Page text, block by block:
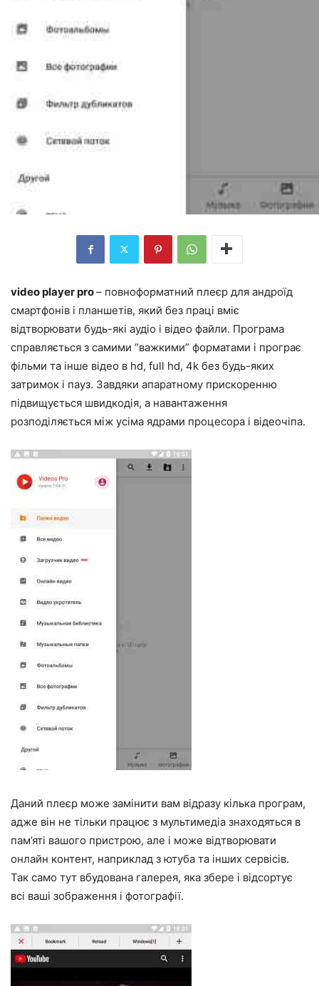
video player pro– повноформатний плеєр для андроїд
смартфонів і планшетів, який без праці вміє
відтворювати будь-які аудіо і відео файли. Програма
справляється з самими “важкими” форматами і програє
фільми та інше відео в hd, full hd, 4k без будь-яких
затримок і пауз. Завдяки апаратному прискоренню
підвищується швидкодія, а навантаження
розподіляється між усіма ядрами процесора і відеочіпа.
Даний плеєр може замінити вам відразу кілька програм,
адже він не тільки працює з мультимедіа знаходяться в
пам’яті вашого пристрою, але і може відтворювати
онлайн контент, наприклад з ютуба та інших сервісів.
Так само тут вбудована галерея, яка збере і відсортує
всі ваші зображення і фотографії.